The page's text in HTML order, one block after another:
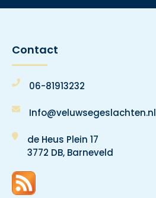
Contact
06-81913232
Info@veluwsegeslachten.nl
de Heus Plein 17
3772 DB, Barneveld